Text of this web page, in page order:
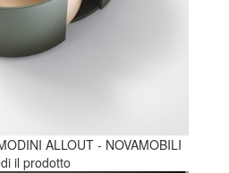
ALLOUT - NOVAMOBILI
il prodotto